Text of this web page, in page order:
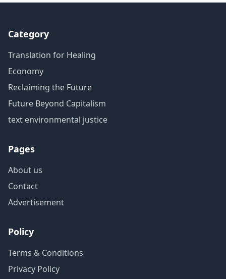
Category
Translation for Healing
Economy
Reclaiming the Future
Future Beyond Capitalism
text environmental justice
Pages
About us
Contact
Advertisement
Policy
Terms & Conditions
Privacy Policy